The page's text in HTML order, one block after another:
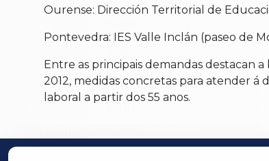
Ourense: Dirección Territorial de
Pontevedra: IES Valle Inclán (paseo de
Entre as principais demandas destacan
2012, medidas concretas para atender
laboral a partir dos 55 anos.